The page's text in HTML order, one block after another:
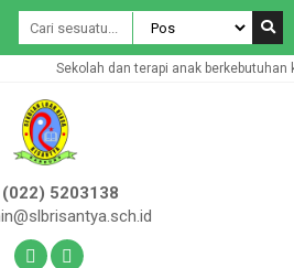
Sekolah dan terapi anak
(022) 5203138